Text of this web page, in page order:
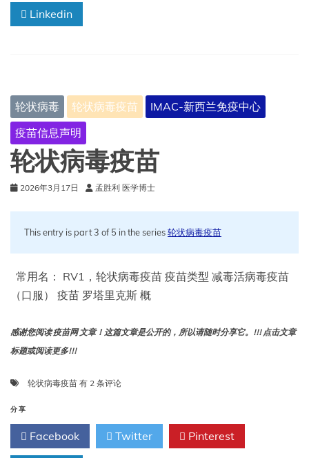
动
有
弱，
但
国
轮
毒
感
染
平
高，
已
Linkedin
轮状病毒 轮状病毒疫苗
IMAC-新西兰免疫中心
疫苗信息声明
轮状病毒疫苗
2026年3月17日 孟胜利 医学博士
This entry is part 3 of 5 in the series轮状病毒疫苗
常用名： RV1，轮状病毒疫苗 疫苗类型 减毒活病毒疫苗
（口服） 疫苗 罗塔里克斯 概
感谢您阅读 疫苗网 文章！这篇文章是公开的，所以请随时分享它。!!! 点击文章
标题或阅读更多!!!
轮状病毒疫苗 轮
毒
疫
苗
有 2 条评论
分享
Facebook Twitter Pinterest